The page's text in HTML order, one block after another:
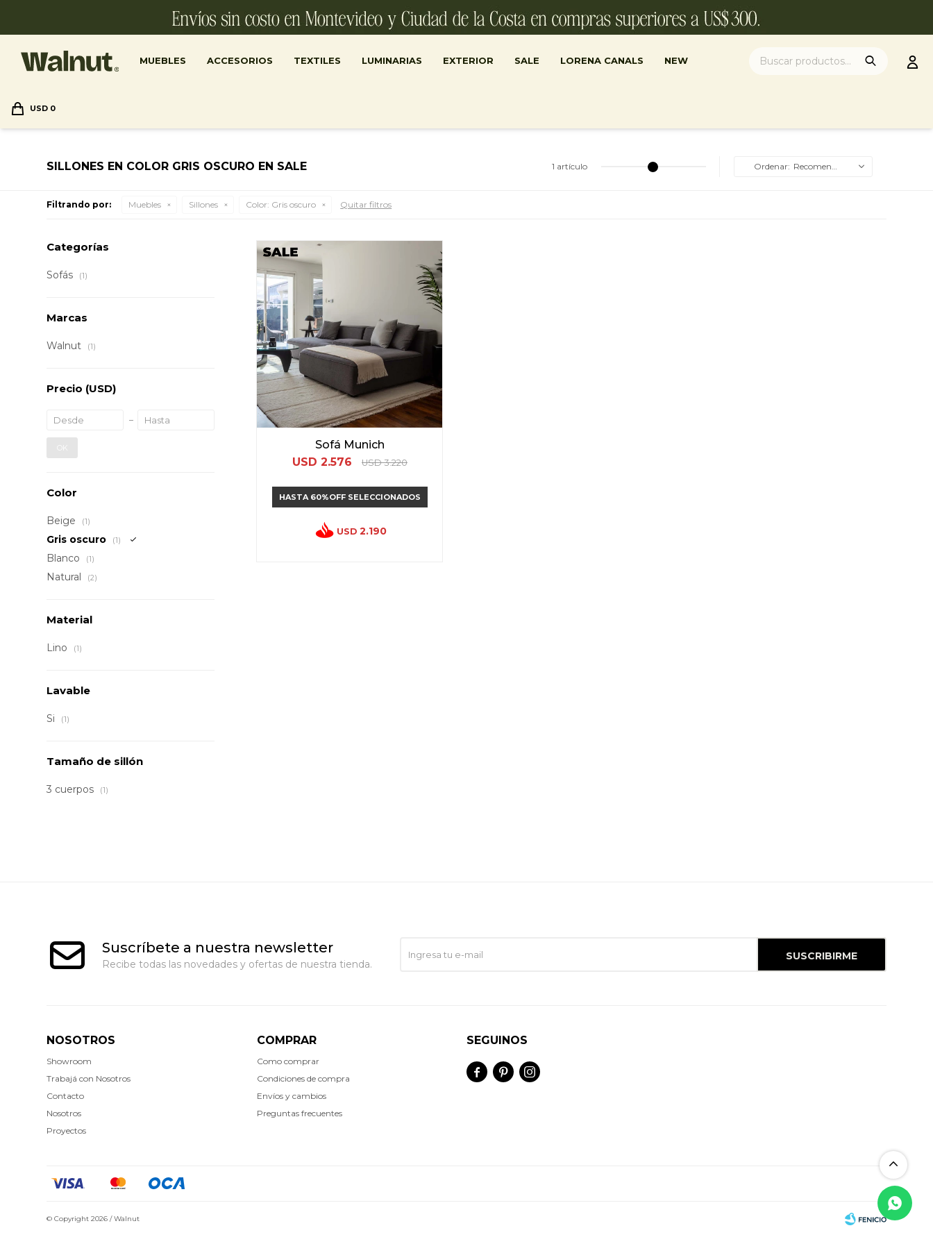
MUEBLES ACCESORIOS TEXTILES LUMINARIAS EXTERIOR SALE LORENA CANALS NEW
USD 0
SILLONES EN COLOR GRIS OSCURO EN SALE 1 artículo Recomendados
Filtrando por: Muebles Sillones Color: Gris oscuro Quitar filtros
Sofá Munich
USD 2.576 USD 3.220
HASTA 60%OFF SELECCIONADOS
USD 2.190
Categorías
Sofás (1)
Marcas
Walnut (1)
Precio (USD)
OK
Color
Beige (1)
Gris oscuro (1)
Blanco (1)
Natural (2)
Material
Lino (1)
Lavable
Si (1)
Tamaño de sillón
3 cuerpos (1)
Suscríbete a nuestra newsletter
Recibe todas las novedades y ofertas de nuestra tienda.
SUSCRIBIRME
NOSOTROS
Showroom
Trabajá con Nosotros
Contacto
Nosotros
Proyectos
COMPRAR
Como comprar
Condiciones de compra
Envíos y cambios
Preguntas frecuentes
SEGUINOS
  
© Copyright 2026 / Walnut